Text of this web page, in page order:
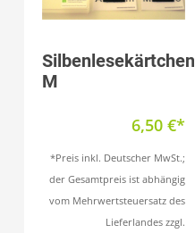
Silbenlesekärtchen
M
6,50 €
*Preis inkl. Deutscher MwSt.;
der Gesamtpreis ist abhängig
vom Mehrwertsteuersatz des
Lieferlandes zzgl.